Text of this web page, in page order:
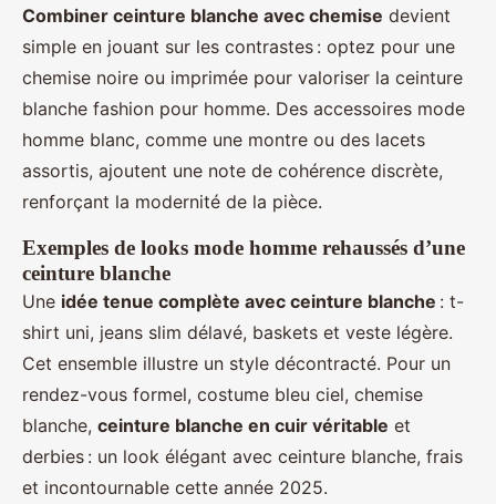
Combiner ceinture blanche avec chemise devient
simple en jouant sur les contrastes : optez pour une
chemise noire ou imprimée pour valoriser la ceinture
blanche fashion pour homme. Des accessoires mode
homme blanc, comme une montre ou des lacets
assortis, ajoutent une note de cohérence discrète,
renforçant la modernité de la pièce.
Exemples de looks mode homme rehaussés d’une
ceinture blanche
Une idée tenue complète avec ceinture blanche : t-
shirt uni, jeans slim délavé, baskets et veste légère.
Cet ensemble illustre un style décontracté. Pour un
rendez-vous formel, costume bleu ciel, chemise
blanche, ceinture blanche en cuir véritable et
derbies : un look élégant avec ceinture blanche, frais
et incontournable cette année 2025.